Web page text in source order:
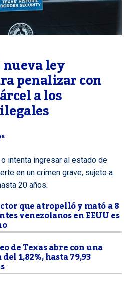
ley
penalizar con
a los
intenta ingresar al estado de
en un crimen grave, sujeto a
20 años.
que atropelló y mató a 8
venezolanos en EEUU es
de Texas abre con una
1,82%, hasta 79,93